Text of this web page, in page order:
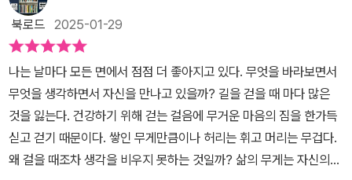
사할 수 있다. 어떤 상황이 오더라도, 우리는 얼마든지 감사할 수 있
고,이해하고,공감하여, 여유를 느끼며 살아갈 수 있다. 적당한 선에서
타협하며,타인과 비교하지 않는 것,지금의 생각과 신념이 앞으로 그
대로 유지한다는 것은 명확하지 않다. 누구에게나 다양한 생각이 있
으며, 우주의 섭리에 비추어 보면, 인간의 삶은 사소한 것들 뿐이다.악
덕을 걸려내고 살아가면서, 선덕을 쌓으면서 살아가면 행복한 삶을
얻는다.
와 가장 가까워질 때 커지는 속성을 가지고 있다. 그리고 중요한 것은
이 샘과 오아시스는 남들이 절대로 접근할 수가 없고, 오직 나만이 접
근할 수 있다는 점이다. 나만의 언어와 행동에 의해서 얼마든지 가까
이 할 수 있으며 또 하나 얼마 만큼의 끈질긴 인내와 끈기의 집중적인
열정에 의해서 끄집어 내어지기를 바라고 있다는 점을 명심해야만 한
다. 나 자신은 움직이지 않으면서 뭔가를 바라고, 비교하려 하면서 자
신을 과소 평가 하려는 못된 마음들을 과감하게 버려야만 한다. 나 자
무 목적 없이, 되는 대로 살자는 이야기가 아니'라는 게 중요합니다.
목적이 없기는커녕, 오히려 자연이 태초에 거룩하게 예정해 둔 목적
지를 향해 바르고 일관된 마음으로 뚜벅뚜벅 걸어가는 그 올곧은 자
세를 뜻합니다. 아무 물욕이나 탐심 없이, 세상에 알몸으로 왔을 때처
럼 모두 내려놓고 떠날 수 있는 떳떳하고 착한 마음을 우리 모두가 회
복해야 합니다. p108을 보면 공자(孔子)가 말한 마부삼품(三品)론
이 나옵니다. 간단히 요약하면 그저 채찍으로 후려쳐서 말에게 노동
을 시키는 마부는 하품(下品)이요, 말과 교감하며 나와 마음이 일치
북로드 2025-01-29
나는 날마다 모든 면에서 점점 더 좋아지고 있다. 무엇을 바라보면서
무엇을 생각하면서 자신을 만나고 있을까? 길을 걷을 때 마다 많은
것을 잃는다. 건강하기 위해 걷는 걸음에 무거운 마음의 짐을 한가득
싣고 걷기 때문이다. 쌓인 무게만큼이나 허리는 휘고 머리는 무겁다.
왜 걸을 때조차 생각을 비우지 못하는 것일까? 삶의 무게는 자신의